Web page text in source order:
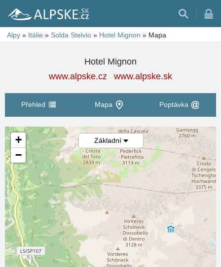
Alpy » Itálie » Solda Stelvio » Hotel Mignon » Mapa
Hotel Mignon
www.alpske.cz
www.alpske.sk
Přehled Mapa Poptávka
Základní
+
−